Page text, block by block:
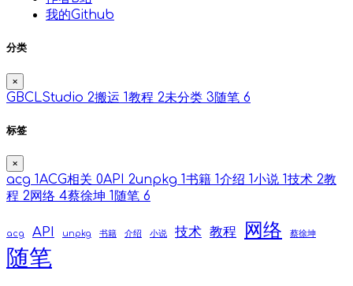
我的Github
分类
×
GBCLStudio 2搬运 1教程 2未分类 3随笔 6
标签
×
acg 1ACG相关 0API 2unpkg 1书籍 1介绍 1小说 1技术 2教
程 2网络 4蔡徐坤 1 随笔 6
acg API unpkg 书籍 介绍 小说 技术 教程 网络 蔡徐坤
随笔